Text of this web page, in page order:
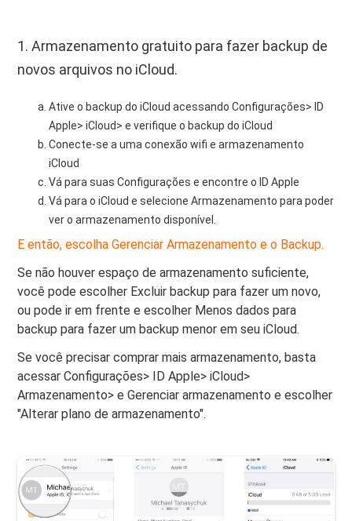
1. Armazenamento gratuito para fazer backup de
novos arquivos no iCloud.
Ative o backup do iCloud acessando Configurações> ID
Apple> iCloud> e verifique o backup do iCloud
Conecte-se a uma conexão wifi e armazenamento
iCloud
Vá para suas Configurações e encontre o ID Apple
Vá para o iCloud e selecione Armazenamento para poder
ver o armazenamento disponível.
E então, escolha Gerenciar Armazenamento e o Backup.
Se não houver espaço de armazenamento suficiente,
você pode escolher Excluir backup para fazer um novo,
ou pode ir em frente e escolher Menos dados para
backup para fazer um backup menor em seu iCloud.
Se você precisar comprar mais armazenamento, basta
acessar Configurações> ID Apple> iCloud>
Armazenamento> e Gerenciar armazenamento e escolher
"Alterar plano de armazenamento".